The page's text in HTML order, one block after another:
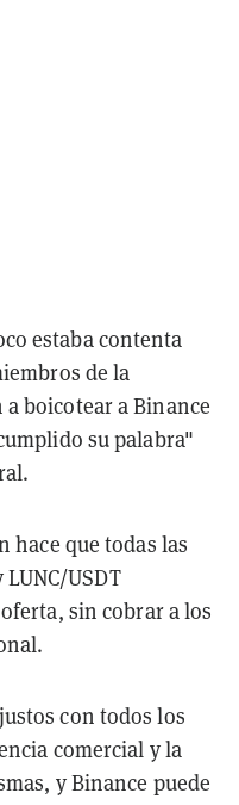
estaba contenta
de la
boicotear a Binance
su palabra"
hace que todas las
USDT
sin cobrar a los
con todos los
comercial y la
y Binance puede